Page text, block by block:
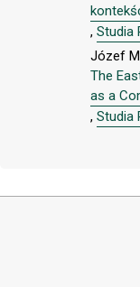
, Studia
Józef
The
as a
, Studia